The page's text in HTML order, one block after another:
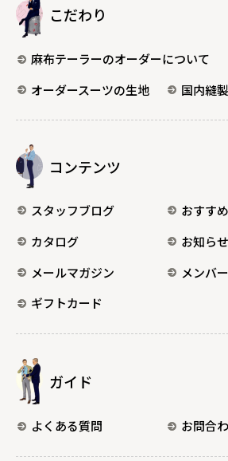
こだわり
麻布テーラーのオーダーについて
オーダースーツの生地
国内縫
コンテンツ
スタッフブログ
おすす
カタログ
お知らせ
メールマガジン
メンバ
ギフトカード
ガイド
よくある質問 お問合